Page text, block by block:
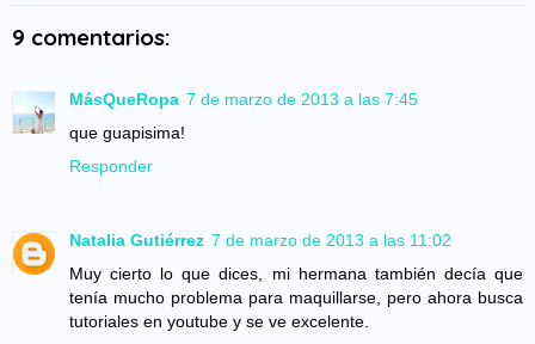
9 comentarios:
MásQueRopa 7 de marzo de 2013 a las 7:45
que guapisima!
Responder
Natalia Gutiérrez 7 de marzo de 2013 a las 11:02
Muy cierto lo que dices, mi hermana también decía que
tenía mucho problema para maquillarse, pero ahora busca
tutoriales en youtube y se ve excelente.